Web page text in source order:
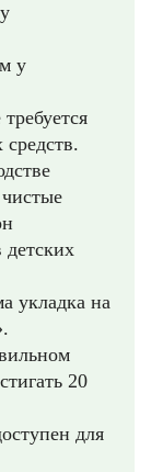
у
детских
укладка на
20
для